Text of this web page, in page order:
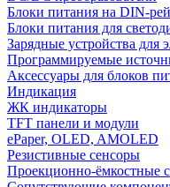
Блоки питания на DIN-
Блоки питания для
Зарядные устройства для
Программируемые
Аксессуары для блоков
Индикация
ЖК индикаторы
TFT панели и модули
ePaper, OLED, AMOLED
Резистивные сенсоры
Проекционно-ёмкостные